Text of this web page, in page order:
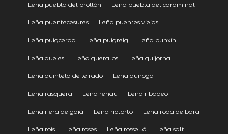
Leña puebla del brollón Leña puebla del caramiñal
Leña puentecesures Leña puentes viejas
Leña puigcerda Leña puigreig Leña punxín
Leña que es Leña queralbs Leña quijorna
Leña quintela de leirado Leña quiroga
Leña rasquera Leña renau Leña ribadeo
Leña riera de gaià Leña riotorto Leña roda de bara
Leña rois Leña roses Leña rosselló Leña salt